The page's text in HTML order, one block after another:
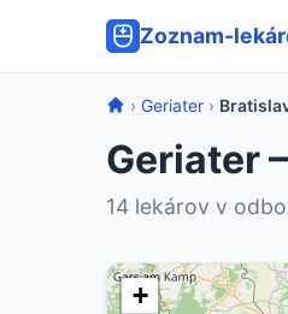
Zoznam-
› Geriater ›
Geriater
14 lekárov v
+